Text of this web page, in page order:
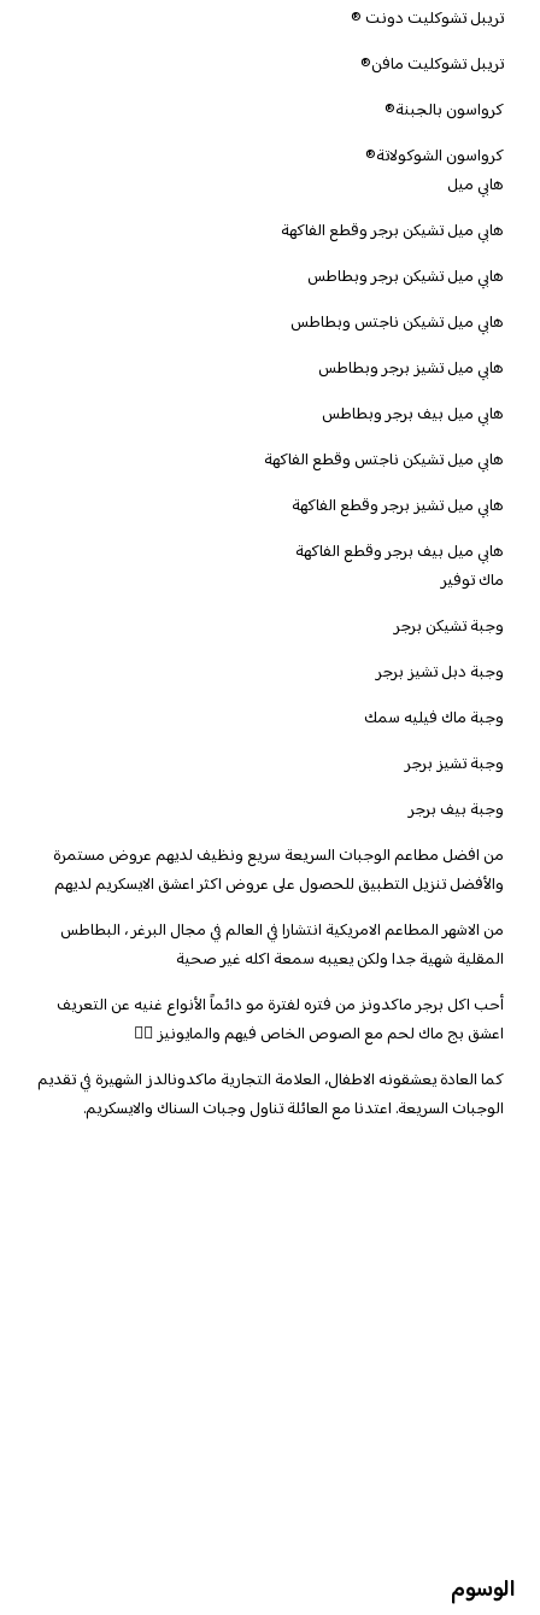
تريبل تشوكليت دونت ®
تريبل تشوكليت مافن®
كرواسون بالجبنة®
كرواسون الشوكولاتة®
هابي ميل
هابي ميل تشيكن برجر وقطع الفاكهة
هابي ميل تشيكن برجر وبطاطس
هابي ميل تشيكن ناجتس وبطاطس
هابي ميل تشيز برجر وبطاطس
هابي ميل بيف برجر وبطاطس
هابي ميل تشيكن ناجتس وقطع الفاكهة
هابي ميل تشيز برجر وقطع الفاكهة
هابي ميل بيف برجر وقطع الفاكهة
ماك توفير
وجبة تشيكن برجر
وجبة دبل تشيز برجر
وجبة ماك فيليه سمك
وجبة تشيز برجر
وجبة بيف برجر
من افضل مطاعم الوجبات السريعة سريع ونظيف لديهم عروض مستمرة
والأفضل تنزيل التطبيق للحصول على عروض اكثر اعشق الايسكريم لديهم
من الاشهر المطاعم الامريكية انتشارا في العالم في مجال البرغر ، البطاطس
المقلية شهية جدا ولكن يعيبه سمعة اكله غير صحية
أحب اكل برجر ماكدونز من فتره لفترة مو دائماً الأنواع غنيه عن التعريف
اعشق بج ماك لحم مع الصوص الخاص فيهم والمايونيز 👌🏻
كما العادة يعشقونه الاطفال، العلامة التجارية ماكدونالدز الشهيرة في تقديم
الوجبات السريعة. اعتدنا مع العائلة تناول وجبات السناك والايسكريم.
الوسوم